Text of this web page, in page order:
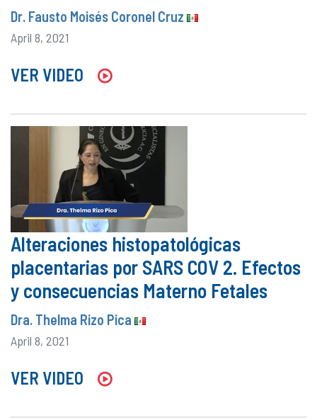
Dr. Fausto Moisés Coronel Cruz
April 8, 2021
VER VIDEO
Alteraciones histopatológicas
placentarias por SARS COV 2. Efectos
y consecuencias Materno Fetales
Dra. Thelma Rizo Pica
April 8, 2021
VER VIDEO